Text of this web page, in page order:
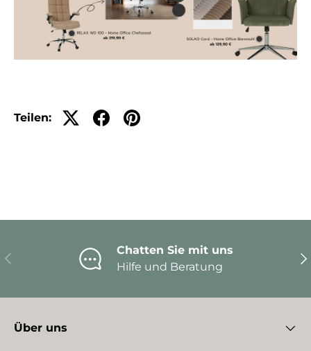
Teilen:
Vorherige
Chatten Sie mit uns
Hilfe und Beratung
Über uns